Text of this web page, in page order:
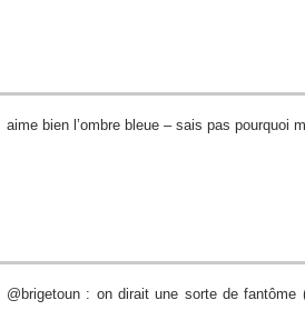
aime bien l’ombre bleue – sais pas pourquoi
@brigetoun : on dirait une sorte de